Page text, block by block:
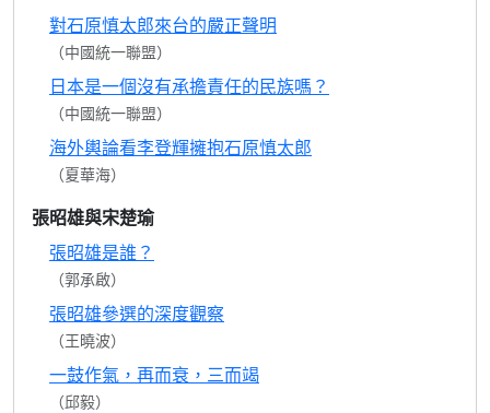
對石原慎太郎來台的嚴正聲明
（中國統一聯盟）
日本是一個沒有承擔責任的民族嗎？
（中國統一聯盟）
海外輿論看李登輝擁抱石原慎太郎
（夏華海）
張昭雄與宋楚瑜
張昭雄是誰？
（郭承啟）
張昭雄參選的深度觀察
（王曉波）
一鼓作氣，再而衰，三而竭
（邱毅）